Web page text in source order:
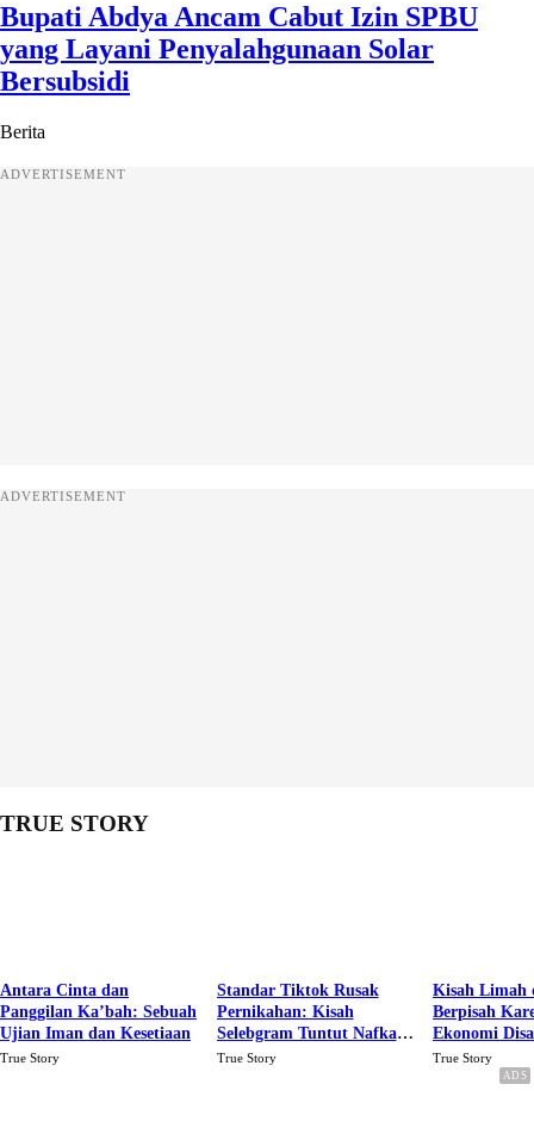
Bupati Abdya Ancam Cabut Izin SPBU
yang Layani Penyalahgunaan Solar
Bersubsidi
Berita
ADVERTISEMENT
ADVERTISEMENT
TRUE STORY
Antara Cinta dan
Panggilan Ka’bah: Sebuah
Ujian Iman dan Kesetiaan
True Story
Standar Tiktok Rusak
Pernikahan: Kisah
Selebgram Tuntut Nafkah
Rp.15 Juta Perbulan
True Story
Kisah Limah
Berpisah
Ekonomi
Karena Cinta
True Story